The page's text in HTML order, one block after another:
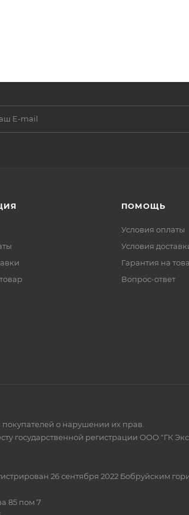
ПОМОЩЬ
Условия оплаты
Условия
Гарантия на
Вопрос-ответ
о нарушении их прав.
государственной регистрации ООО "ГК
26 сентября 2022 Бобруйским
85 пом 7